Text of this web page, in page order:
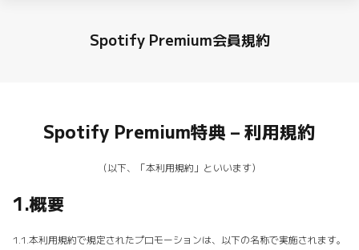
Spotify Premium会員規約
Spotify Premium特典 – 利用規約
（以下、「本利用規約」といいます）
1.概要
1.1.本利用規約で規定されたプロモーションは、以下の名称で実施されます。